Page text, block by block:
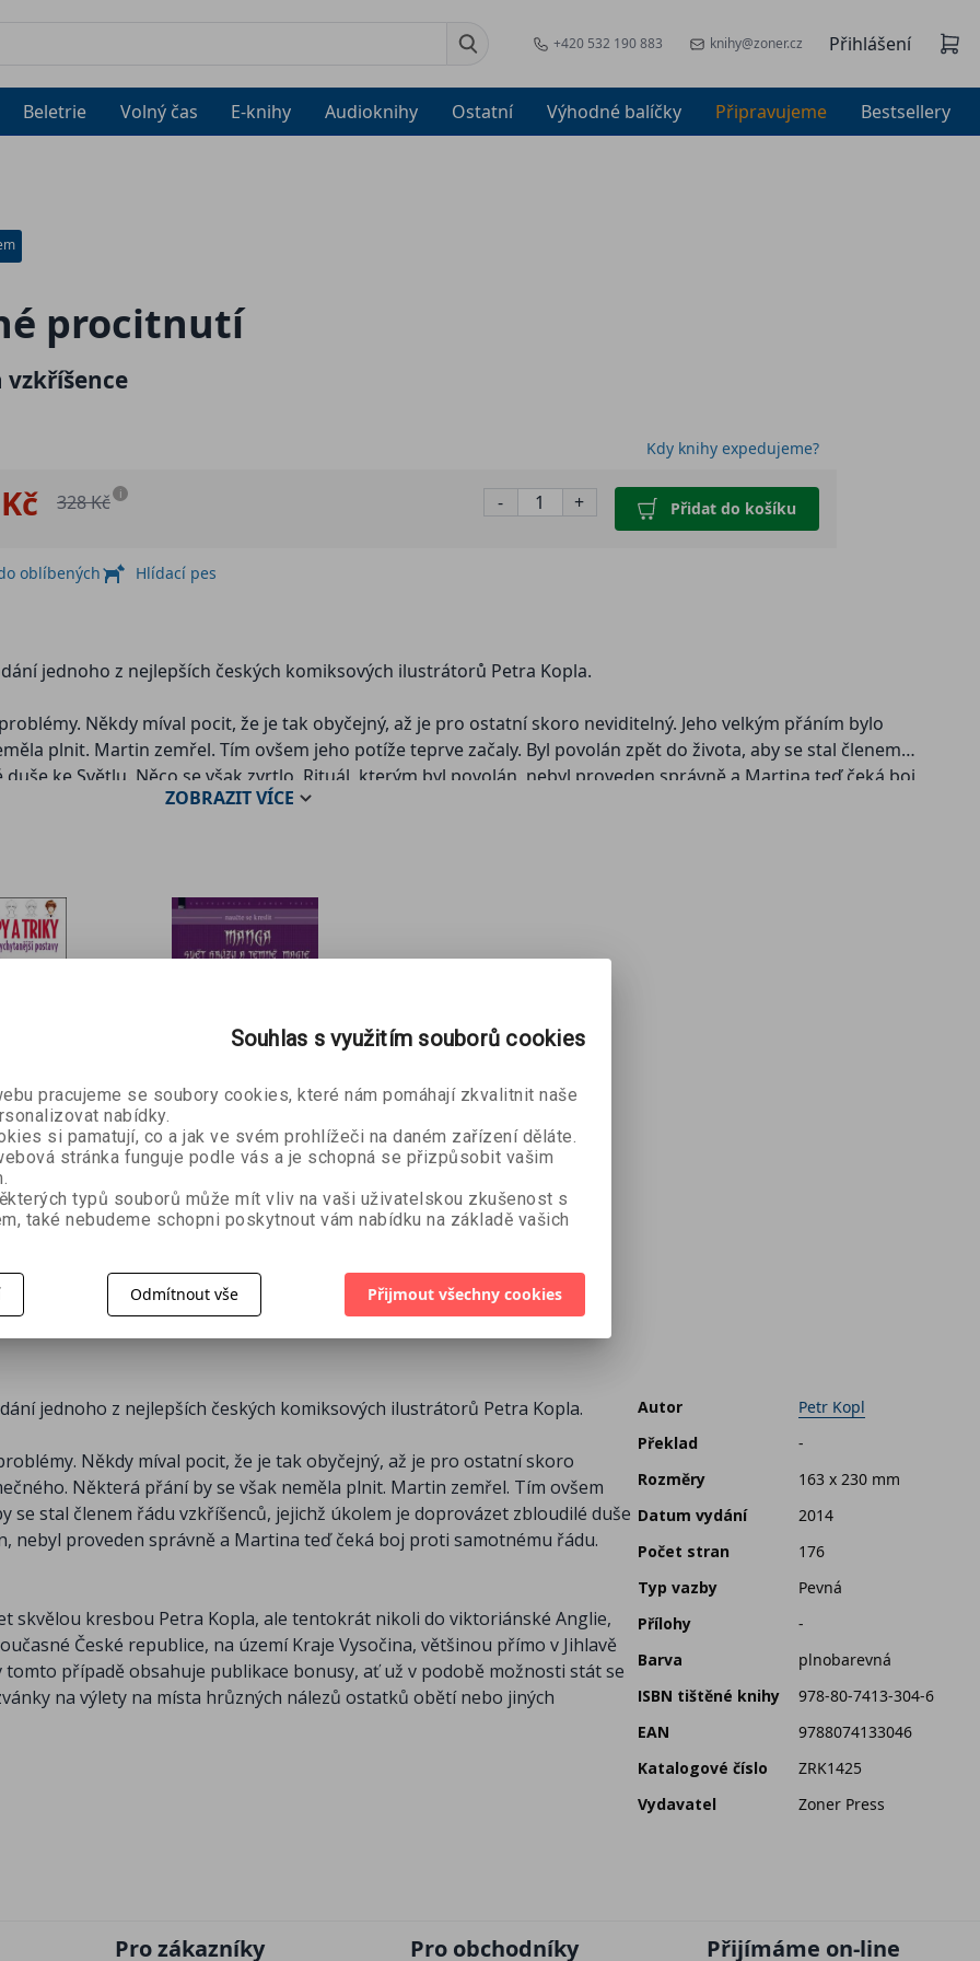
+420 532 190 883 knihy@zoner.cz Přihlášení
Beletrie Volný čas E-knihy Audioknihy Ostatní Výhodné balíčky Připravujeme Bestsellery
procitnutí
vzkříšence
Kdy knihy expedujeme?
328 Kč i - + Přidat do košíku
oblíbených Hlídací pes
jednoho z nejlepších českých komiksových ilustrátorů Petra Kopla.
Někdy míval pocit, že je tak obyčejný, až je pro ostatní skoro neviditelný. Jeho velkým přáním bylo
plnit. Martin zemřel. Tím ovšem jeho potíže teprve začaly. Byl povolán zpět do života, aby se stal členem
ke Světlu. Něco se však zvrtlo. Rituál, kterým byl povolán, nebyl proveden správně a Martina teď čeká boj
skvělou kresbou Petra Kopla, ale tentokrát nikoli do viktoriánské Anglie, ale do míst nám dobře povědomých:
Vysočina, většinou přímo v Jihlavě nebo jejím okolí. Jak je v knihách Petra Kopla zvykem, i v tomto případě
se jednou z postav příštího komiksu Petra Kopla nebo pozvánky na výlety na místa hrůzných nálezů ostatků
ZOBRAZITVÍCE
a
Hart
Kč
Manga - Svět
hrůzy a temné
magie
Christopher Hart
118 Kč 295 Kč
jednoho z nejlepších českých komiksových ilustrátorů Petra Kopla.
Někdy míval pocit, že je tak obyčejný, až je pro ostatní skoro
Některá přání by se však neměla plnit. Martin zemřel. Tím ovšem
se stal členem řádu vzkříšenců, jejichž úkolem je doprovázet zbloudilé duše
nebyl proveden správně a Martina teď čeká boj proti samotnému řádu.
skvělou kresbou Petra Kopla, ale tentokrát nikoli do viktoriánské Anglie,
České republice, na území Kraje Vysočina, většinou přímo v Jihlavě
tomto případě obsahuje publikace bonusy, ať už v podobě možnosti stát se
na výlety na místa hrůzných nálezů ostatků obětí nebo jiných
Autor
Petr Kopl
Překlad
-
Rozměry
163 x 230 mm
Datum vydání
2014
Počet stran
176
Typ vazby
Pevná
Přílohy
-
Barva
plnobarevná
ISBN tištěné knihy
978-80-7413-304-6
EAN
9788074133046
Katalogové číslo
ZRK1425
Vydavatel
Zoner Press
Pro zákazníky Pro obchodníky Přijímáme on-line
Souhlas s využitím souborů cookies
pracujeme se soubory cookies, které nám pomáhají zkvalitnit naše
nabídky.
si pamatují, co a jak ve svém prohlížeči na daném zařízení děláte.
stránka funguje podle vás a je schopná se přizpůsobit vašim
typů souborů může mít vliv na vaši uživatelskou zkušenost s
také nebudeme schopni poskytnout vám nabídku na základě vašich
Odmítnout vše Přijmout všechny cookies